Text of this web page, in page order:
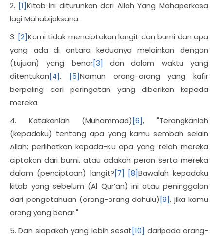
2. [1]Kitab ini diturunkan dari Allah Yang Mahaperkasa
lagi Mahabijaksana.
3. [2]Kami tidak menciptakan langit dan bumi dan apa
yang ada di antara keduanya melainkan dengan
(tujuan) yang benar[3]
dan dalam waktu yang
ditentukan[4]. [5]Namun orang-orang yang kafir
berpaling dari peringatan yang diberikan kepada
mereka.
4. Katakanlah (Muhammad) [6], "Terangkanlah
(kepadaku) tentang apa yang kamu sembah selain
Allah; perlihatkan kepada-Ku apa yang telah mereka
ciptakan dari bumi, atau adakah peran serta mereka
dalam (penciptaan) langit?[7] [8]Bawalah kepadaku
kitab yang sebelum (Al Qur’an) ini atau peninggalan
dari pengetahuan (orang-orang dahulu) [9], jika kamu
orang yang benar."
5. Dan siapakah yang lebih sesat[10] daripada orang-